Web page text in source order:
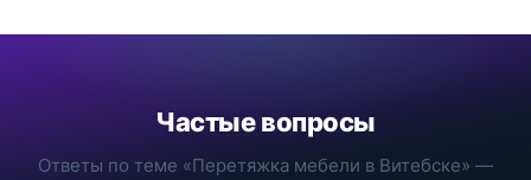
Частые вопросы
Ответы по теме «Перетяжка мебели в Витебске» —